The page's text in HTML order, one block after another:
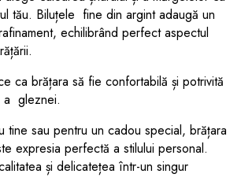
tău. Biluțele fine din argint adaugă un
echilibrând perfect aspectul
ca brățara să fie confortabilă și potrivită
a gleznei.
tine sau pentru un cadou special, brățara
expresia perfectă a stilului personal.
și delicatețea într-un singur